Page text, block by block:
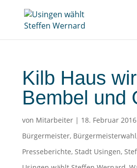
Kilb Haus
Bembel und
von Mitarbeiter| 18. Februar 2016
Bürgermeister, Bürgermeisterwahl
Presseberichte, Stadt Usingen,